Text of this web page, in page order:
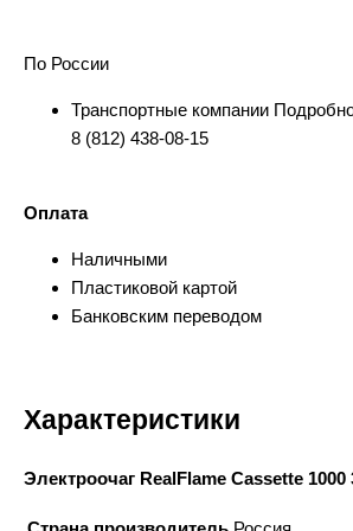
По России
Транспортные компании
8 (812) 438-08-15
Оплата
Наличными
Пластиковой картой
Банковским переводом
Характеристики
Электроочаг RealFlame Cassette